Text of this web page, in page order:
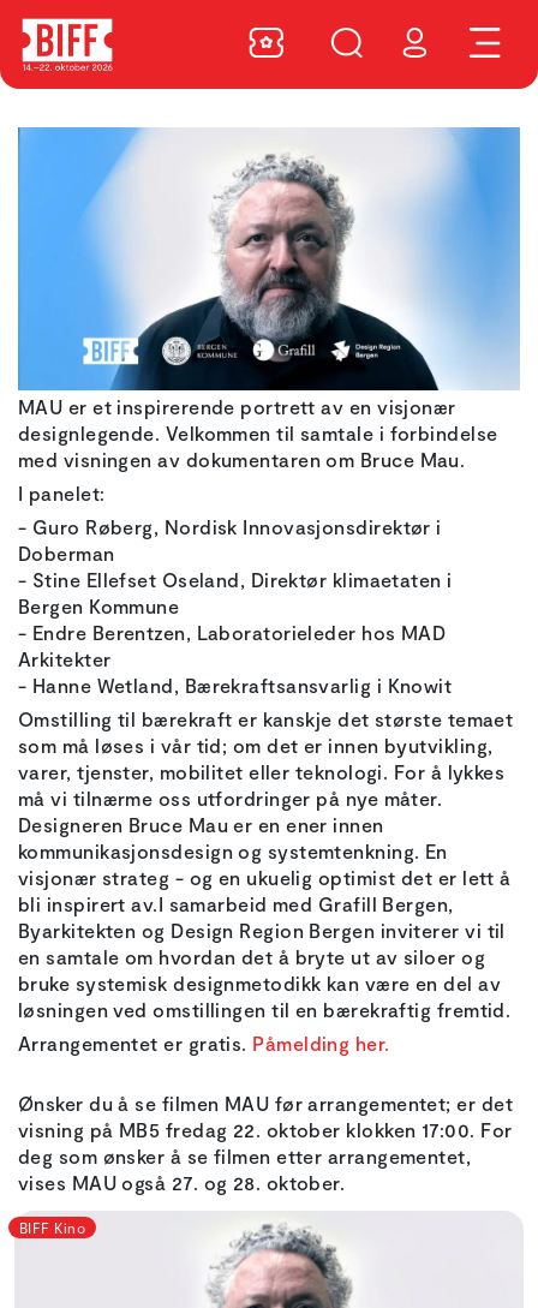
MAU er et inspirerende portrett av en visjonær
designlegende. Velkommen til samtale i forbindelse
med visningen av dokumentaren om Bruce Mau.
I panelet:
- Guro Røberg, Nordisk Innovasjonsdirektør i
Doberman
- Stine Ellefset Oseland, Direktør klimaetaten i
Bergen Kommune
- Endre Berentzen, Laboratorieleder hos MAD
Arkitekter
- Hanne Wetland, Bærekraftsansvarlig i Knowit
Omstilling til bærekraft er kanskje det største temaet
som må løses i vår tid; om det er innen byutvikling,
varer, tjenster, mobilitet eller teknologi. For å lykkes
må vi tilnærme oss utfordringer på nye måter.
Designeren Bruce Mau er en ener innen
kommunikasjonsdesign og systemtenkning. En
visjonær strateg - og en ukuelig optimist det er lett å
bli inspirert av.I samarbeid med Grafill Bergen,
Byarkitekten og Design Region Bergen inviterer vi til
en samtale om hvordan det å bryte ut av siloer og
bruke systemisk designmetodikk kan være en del av
løsningen ved omstillingen til en bærekraftig fremtid.
Arrangementet er gratis. Påmelding her.
Ønsker du å se filmen MAU før arrangementet; er det
visning på MB5 fredag 22. oktober klokken 17:00. For
deg som ønsker å se filmen etter arrangementet,
vises MAU også 27. og 28. oktober.
BIFF Kino